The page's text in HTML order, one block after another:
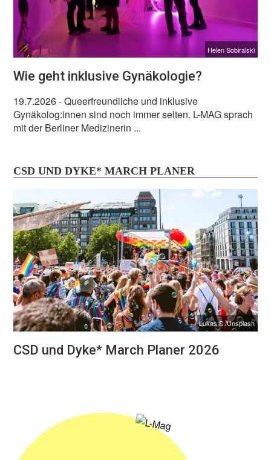
Helen Sobiralski
Wie geht inklusive Gynäkologie?
19.7.2026- Queerfreundliche und inklusive
Gynäkolog:innen sind noch immer selten. L-MAG sprach
mit der Berliner Medizinerin ...
CSD UND DYKE* MARCH PLANER
Lukas S./Unsplash
CSD und Dyke* March Planer 2026